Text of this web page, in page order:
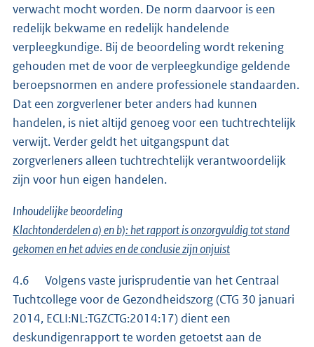
verwacht mocht worden. De norm daarvoor is een
redelijk bekwame en redelijk handelende
verpleegkundige. Bij de beoordeling wordt rekening
gehouden met de voor de verpleegkundige geldende
beroepsnormen en andere professionele standaarden.
Dat een zorgverlener beter anders had kunnen
handelen, is niet altijd genoeg voor een tuchtrechtelijk
verwijt. Verder geldt het uitgangspunt dat
zorgverleners alleen tuchtrechtelijk verantwoordelijk
zijn voor hun eigen handelen.
Inhoudelijke beoordeling
Klachtonderdelen a) en b): het rapport is onzorgvuldig tot stand
gekomen en het advies en de conclusie zijn onjuist
4.6 Volgens vaste jurisprudentie van het Centraal
Tuchtcollege voor de Gezondheidszorg (CTG 30 januari
2014, ECLI:NL:TGZCTG:2014:17) dient een
deskundigenrapport te worden getoetst aan de